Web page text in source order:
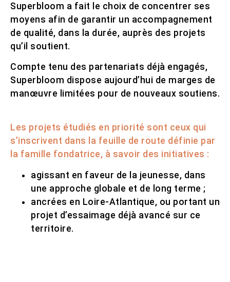
Superbloom a fait le choix de concentrer ses
moyens afin de garantir un accompagnement
de qualité, dans la durée, auprès des projets
qu’il soutient.
Compte tenu des partenariats déjà engagés,
Superbloom dispose aujourd’hui de marges de
manœuvre limitées pour de nouveaux soutiens.
Les projets étudiés en priorité sont ceux qui
s’inscrivent dans la feuille de route définie par
la famille fondatrice, à savoir des initiatives :
agissant en faveur de la jeunesse, dans
une approche globale et de long terme ;
ancrées en Loire-Atlantique, ou portant un
projet d’essaimage déjà avancé sur ce
territoire.